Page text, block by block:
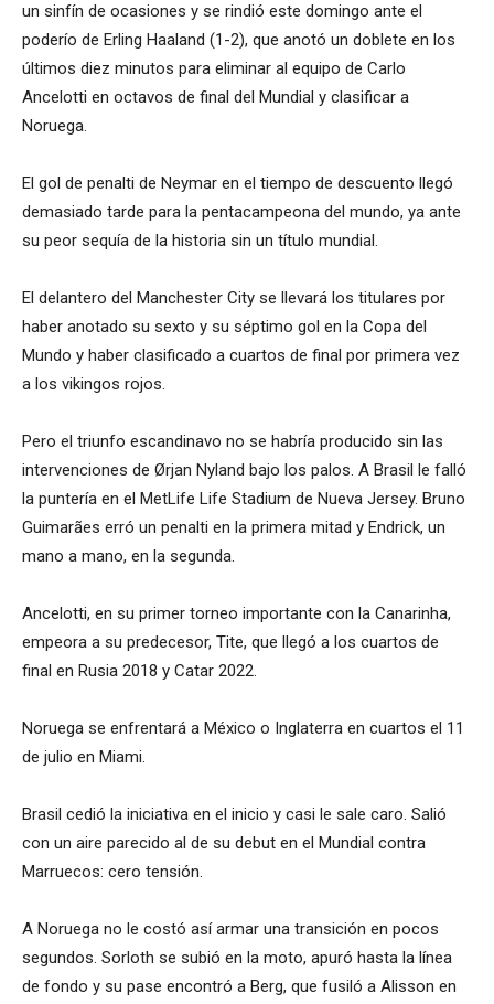
un sinfín de ocasiones y se rindió este domingo ante el
poderío de Erling Haaland (1-2), que anotó un doblete en los
últimos diez minutos para eliminar al equipo de Carlo
Ancelotti en octavos de final del Mundial y clasificar a
Noruega.
El gol de penalti de Neymar en el tiempo de descuento llegó
demasiado tarde para la pentacampeona del mundo, ya ante
su peor sequía de la historia sin un título mundial.
El delantero del Manchester City se llevará los titulares por
haber anotado su sexto y su séptimo gol en la Copa del
Mundo y haber clasificado a cuartos de final por primera vez
a los vikingos rojos.
Pero el triunfo escandinavo no se habría producido sin las
intervenciones de Ørjan Nyland bajo los palos. A Brasil le falló
la puntería en el MetLife Life Stadium de Nueva Jersey. Bruno
Guimarães erró un penalti en la primera mitad y Endrick, un
mano a mano, en la segunda.
Ancelotti, en su primer torneo importante con la Canarinha,
empeora a su predecesor, Tite, que llegó a los cuartos de
final en Rusia 2018 y Catar 2022.
Noruega se enfrentará a México o Inglaterra en cuartos el 11
de julio en Miami.
Brasil cedió la iniciativa en el inicio y casi le sale caro. Salió
con un aire parecido al de su debut en el Mundial contra
Marruecos: cero tensión.
A Noruega no le costó así armar una transición en pocos
segundos. Sorloth se subió en la moto, apuró hasta la línea
de fondo y su pase encontró a Berg, que fusiló a Alisson en